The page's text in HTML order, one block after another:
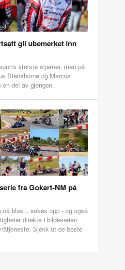
gli ubemerket inn
største stjerner, men på
Stenshorne og Marcus
del av gjengen.
fra Gokart-NM på
nå blas i, søkes opp - og også
direkte i bildeserien
Sjekk ut de beste